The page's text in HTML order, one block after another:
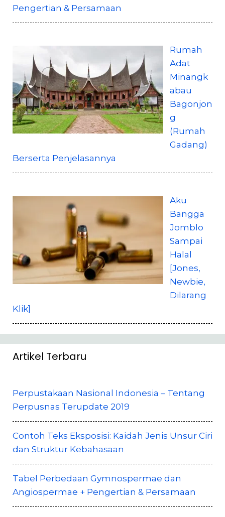
Pengertian & Persamaan
Rumah
Adat
Minangk
abau
Bagonjon
g
(Rumah
Gadang)
Berserta Penjelasannya
Aku
Bangga
Jomblo
Sampai
Halal
[Jones,
Newbie,
Dilarang
Klik]
Artikel Terbaru
Perpustakaan Nasional Indonesia – Tentang
Perpusnas Terupdate 2019
Contoh Teks Eksposisi: Kaidah Jenis Unsur Ciri
dan Struktur Kebahasaan
Tabel Perbedaan Gymnospermae dan
Angiospermae + Pengertian & Persamaan